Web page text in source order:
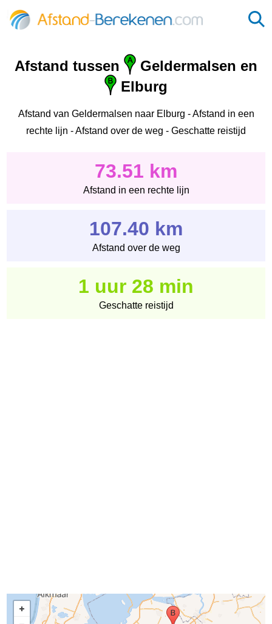
Afstand tussen
Geldermalsen en
Elburg
Afstand van Geldermalsen naar Elburg - Afstand in een
rechte lijn - Afstand over de weg - Geschatte reistijd
73.51 km
Afstand in een rechte lijn
107.40 km
Afstand over de weg
1 uur 28 min
Geschatte reistijd